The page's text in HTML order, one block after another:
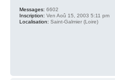
Messages: 6602
Inscription: Ven Aoû 15, 2003 5:11 pm
Localisation: Saint-Galmier (Loire)